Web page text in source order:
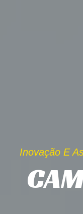
Inovação E